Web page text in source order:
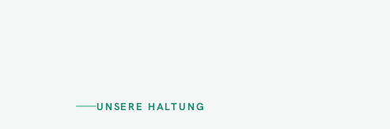
UNSERE HALTUNG